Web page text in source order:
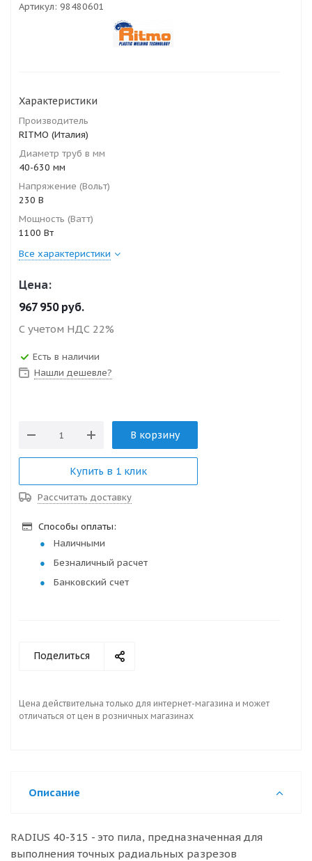
Артикул: 98480601
Характеристики
Производитель
RITMO (Италия)
Диаметр труб в мм
40-630 мм
Напряжение (Вольт)
230 В
Мощность (Ватт)
1100 Вт
Все характеристики
Цена:
967 950руб.
С учетом НДС 22%
Есть в наличии
Нашли дешевле?
В корзину
Купить в 1 клик
Рассчитать доставку
Способы оплаты:
Наличными
Безналичный расчет
Банковский счет
Поделиться
Цена действительна только для интернет-магазина и может
отличаться от цен в розничных магазинах
Описание
RADIUS 40-315 - это пила, предназначенная для
выполнения точных радиальных разрезов